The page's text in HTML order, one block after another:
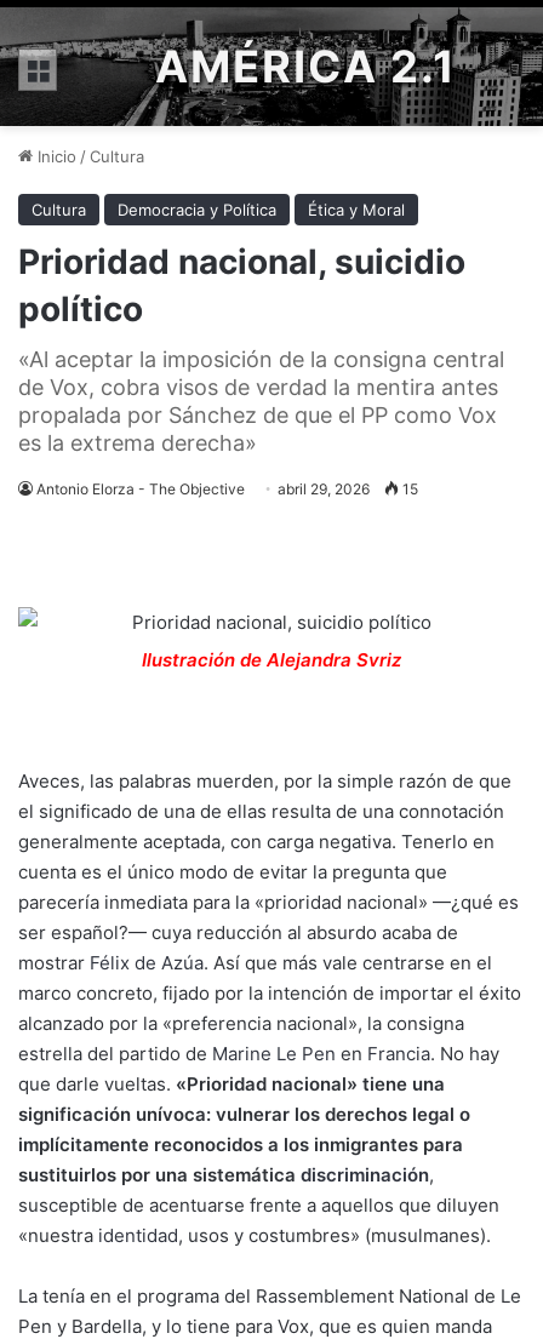
Menú AMÉRICA 2.1
Inicio /Cultura
Cultura Democracia y Política Ética y Moral
Prioridad nacional, suicidio
político
«Al aceptar la imposición de la consigna central
de Vox, cobra visos de verdad la mentira antes
propalada por Sánchez de que el PP como Vox
es la extrema derecha»
Antonio Elorza - The Objective abril 29, 2026 15
Ilustración de Alejandra Svriz
Aveces, las palabras muerden, por la simple razón de que
el significado de una de ellas resulta de una connotación
generalmente aceptada, con carga negativa. Tenerlo en
cuenta es el único modo de evitar la pregunta que
parecería inmediata para la «prioridad nacional» —¿qué es
ser español?— cuya reducción al absurdo acaba de
mostrar Félix de Azúa. Así que más vale centrarse en el
marco concreto, fijado por la intención de importar el éxito
alcanzado por la «preferencia nacional», la consigna
estrella del partido de Marine Le Pen en Francia. No hay
que darle vueltas. «Prioridad nacional» tiene una
significación unívoca: vulnerar los derechos legal o
implícitamente reconocidos a los inmigrantes para
sustituirlos por una sistemática discriminación,
susceptible de acentuarse frente a aquellos que diluyen
«nuestra identidad, usos y costumbres» (musulmanes).
La tenía en el programa del Rassemblement National de Le
Pen y Bardella, y lo tiene para Vox, que es quien manda